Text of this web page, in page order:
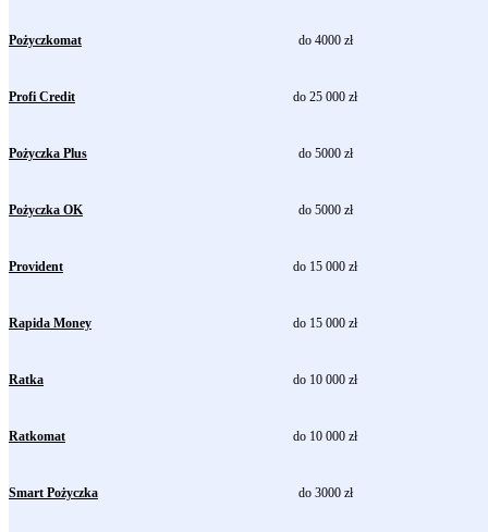
Pożyczkomat do 4000 zł
Profi Credit do 25 000 zł
Pożyczka Plus do 5000 zł
Pożyczka OK do 5000 zł
Provident do 15 000 zł
Rapida Money do 15 000 zł
Ratka do 10 000 zł
Ratkomat do 10 000 zł
Smart Pożyczka do 3000 zł